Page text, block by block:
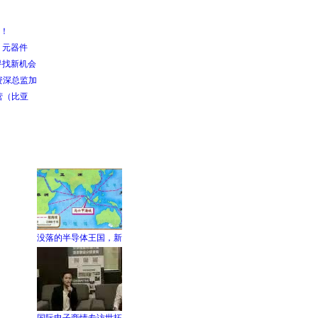
元器件
找新机会
深总监加
（比亚
没落的半导体王国，新